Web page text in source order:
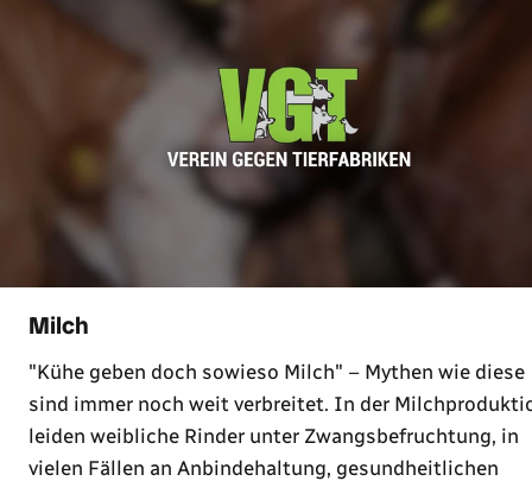
Milch
"Kühe geben doch sowieso Milch" – Mythen wie diese
sind immer noch weit verbreitet. In der
leiden weibliche Rinder unter Zwangsbefruchtung, in
vielen Fällen an Anbindehaltung, gesundheitlichen